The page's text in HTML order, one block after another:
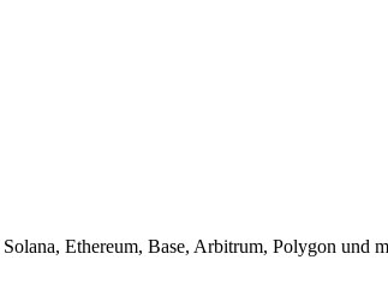
Ethereum, Base, Arbitrum, Polygon und